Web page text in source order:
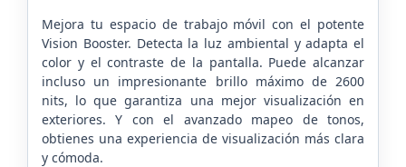
Mejora tu espacio de trabajo móvil con el potente
Vision Booster. Detecta la luz ambiental y adapta el
color y el contraste de la pantalla. Puede alcanzar
incluso un impresionante brillo máximo de 2600
nits, lo que garantiza una mejor visualización en
exteriores. Y con el avanzado mapeo de tonos,
obtienes una experiencia de visualización más clara
y cómoda.